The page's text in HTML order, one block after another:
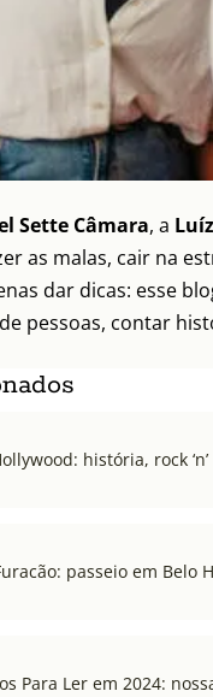
Sette Câmara, a
as malas, cair na
dar dicas: esse
pessoas, contar
história, rock
passeio em
Para Ler em 2024: